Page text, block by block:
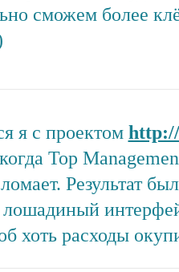
сможем более
я с проектом
Top
Результат
лошадиный
хоть расходы